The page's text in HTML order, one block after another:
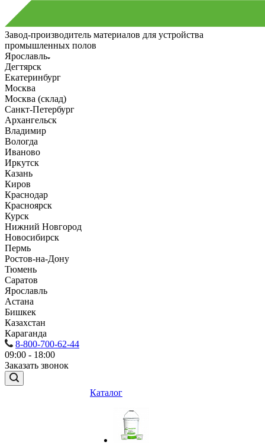
Завод-производитель материалов для устройства
промышленных полов
Ярославль
Дегтярск
Екатеринбург
Москва
Москва (склад)
Санкт-Петербург
Архангельск
Владимир
Вологда
Иваново
Иркутск
Казань
Киров
Краснодар
Красноярск
Курск
Нижний Новгород
Новосибирск
Пермь
Ростов-на-Дону
Тюмень
Саратов
Ярославль
Астана
Бишкек
Казахстан
Караганда
8-800-700-62-44
09:00 - 18:00
Заказать звонок
Каталог